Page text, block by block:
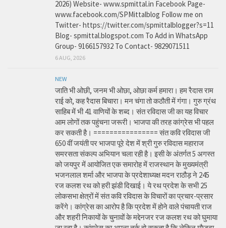
2026) Website- www.spmittal.in Facebook Page-
www.facebook.com/SPMittalblog Follow me on
Twitter- https://twitter.com/spmittalblogger?s=11
Blog- spmittal.blogspot.com To Add in WhatsApp
Group- 9166157932 To Contact- 9829071511
6 AUG, 2026
NEW
जाति भी ओछी, जनम भी ओछा, ओछा कर्म हमारा। हम रैदास राम
राई को, कह रैदास बिचारा। मन चंगा तो कठौती में गंगा। गुरु ग्रंथ
साहिब में भी 41 वाणियों के शब्द। संत रविदास जी का यह विचार
आम लोगों तक पहुंचना जरूरी। भाजपा की तरह कांग्रेस भी पहल
कर सकती है। ================ संत कवि रविदास जी
650 वीं जयंती पर भाजपा पूरे देश में श्री गुरु रविदास महाराज
समरसता संकल्प अभियान चला रही है। इसी के अंतर्गत 5 अगस्त
को जयपुर में आयोजित एक समारोह में राजस्थान के मुख्यमंत्री
भजनलाल शर्मा और भाजपा के प्रदेशाध्यक्ष मदन राठौड़ ने 245
रज कलश रथ को हरी झंडी दिखाई। ये रथ प्रदेश के सभी 25
लोकसभा क्षेत्रों में संत कवि रविदास के विचारों का प्रचार-प्रसार
करेंगे। कांग्रेस का आरोप है कि प्रदेश में होने वाले पंचायती राज
और शहरी निकायों के चुनावों के मद्देनजर रज कलश रथ को घुमाया